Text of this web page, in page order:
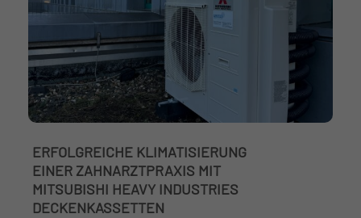
ERFOLGREICHE KLIMATISIERUNG
EINER ZAHNARZTPRAXIS MIT
MITSUBISHI HEAVY INDUSTRIES
DECKENKASSETTEN